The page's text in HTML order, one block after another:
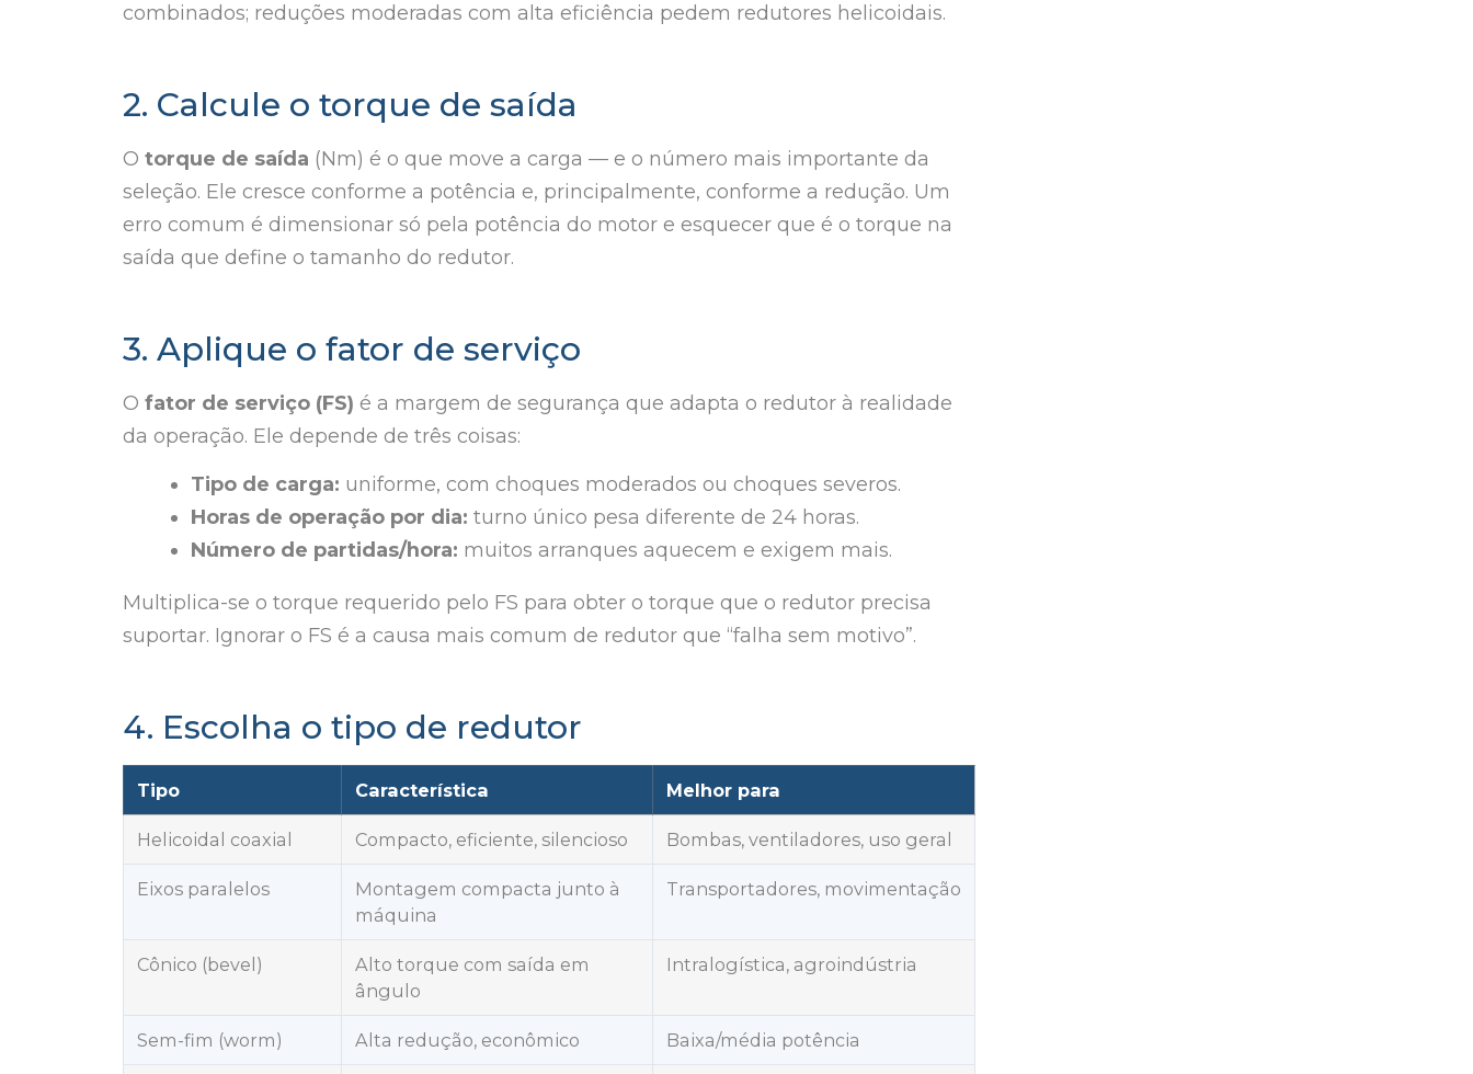
combinados; reduções moderadas com alta eficiência pedem redutores helicoidais.
2. Calcule o torque de saída
O torque de saída (Nm) é o que move a carga — e o número mais importante da
seleção. Ele cresce conforme a potência e, principalmente, conforme a redução. Um
erro comum é dimensionar só pela potência do motor e esquecer que é o torque na
saída que define o tamanho do redutor.
3. Aplique o fator de serviço
O fator de serviço (FS) é a margem de segurança que adapta o redutor à realidade
da operação. Ele depende de três coisas:
Tipo de carga: uniforme, com choques moderados ou choques severos.
Horas de operação por dia: turno único pesa diferente de 24 horas.
Número de partidas/hora: muitos arranques aquecem e exigem mais.
Multiplica-se o torque requerido pelo FS para obter o torque que o redutor precisa
suportar. Ignorar o FS é a causa mais comum de redutor que “falha sem motivo”.
4. Escolha o tipo de redutor
Tipo Característica Melhor para
Helicoidal coaxial Compacto, eficiente, silencioso Bombas, ventiladores, uso geral
Eixos paralelos
Montagem compacta junto à
máquina
Transportadores, movimentação
Cônico (bevel)
Alto torque com saída em
ângulo
Intralogística, agroindústria
Sem-fim (worm) Alta redução, econômico Baixa/média potência